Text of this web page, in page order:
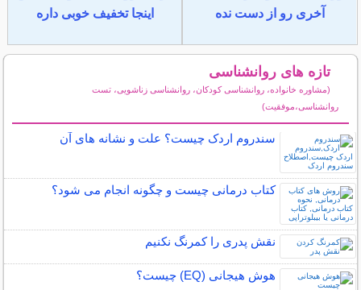
آخری رو از دست نده
اینجا تخفیف خوبی داره
تازه های روانشناسی
(مشاوره خانواده، روانشناسی کودکان، روانشناسی زناشویی، تست
روانشناسی،موفقیت)
سندروم اردک چیست؟ علت و نشانه های آن
کتاب درمانی چیست و چگونه انجام می شود؟
نقش پدری را کمرنگ نکنیم
هوش هیجانی (EQ) چیست؟